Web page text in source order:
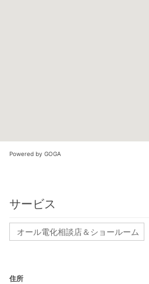
Powered by GOGA
サービス
オール電化相談店＆ショールーム
住所